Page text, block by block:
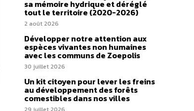
sa mémoire hydrique et déréglé
tout le territoire (2020-2026)
2 août 2026
Développer notre attention aux
espèces vivantes non humaines
avec les communs de Zoepolis
30 juillet 2026
Un kit citoyen pour lever les freins
au développement des forêts
comestibles dans nos villes